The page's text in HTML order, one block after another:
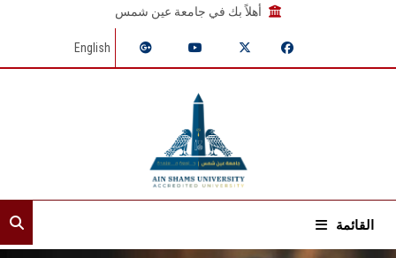
أهلاً بك في جامعة عين شمس
English
القائمة